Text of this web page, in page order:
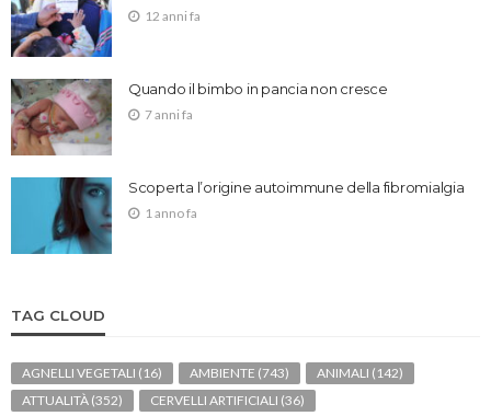
12 anni fa
Quando il bimbo in pancia non cresce
7 anni fa
Scoperta l’origine autoimmune della fibromialgia
1 anno fa
TAG CLOUD
AGNELLI VEGETALI (16) AMBIENTE (743) ANIMALI (142)
ATTUALITÀ (352) CERVELLI ARTIFICIALI (36)